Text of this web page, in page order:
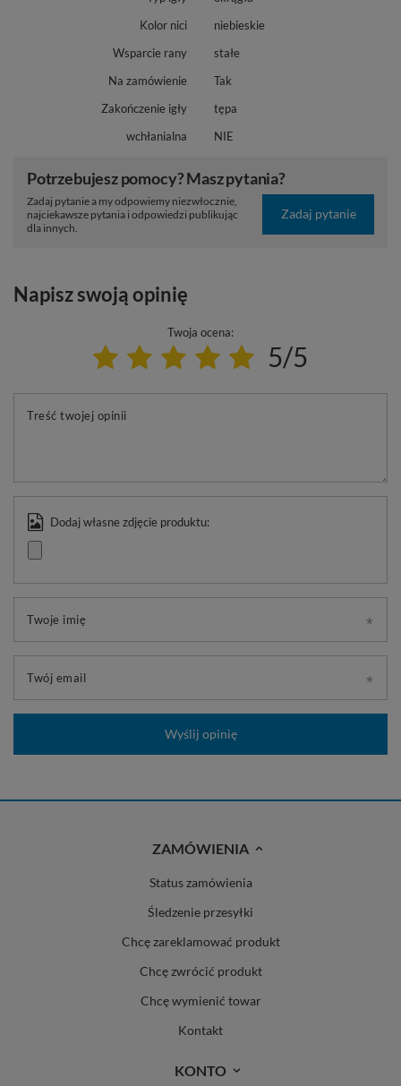
Kolor nici
niebieskie
Wsparcie rany
stałe
Na zamówienie
Tak
Zakończenie igły
tępa
wchłanialna
NIE
Potrzebujesz pomocy? Masz pytania?
Zadaj pytanie a my odpowiemy niezwłocznie,
najciekawsze pytania i odpowiedzi publikując
dla innych.
Zadaj pytanie
Napisz swoją opinię
Twoja ocena:
5/5
Treść twojej opinii
Dodaj własne zdjęcie produktu:
Twoje imię
Twój email
Wyślij opinię
ZAMÓWIENIA
Status zamówienia
Śledzenie przesyłki
Chcę zareklamować produkt
Chcę zwrócić produkt
Chcę wymienić towar
Kontakt
KONTO